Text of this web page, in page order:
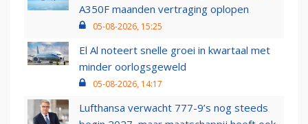
A350F maanden vertraging oplopen
05-08-2026, 15:25
El Al noteert snelle groei in kwartaal met
minder oorlogsgeweld
05-08-2026, 14:17
Lufthansa verwacht 777-9’s nog steeds